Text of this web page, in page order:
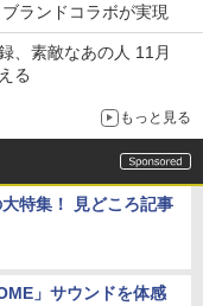
ランドコラボが実現
、素敵なあの人 11月
る
もっと見る
特集！ 見どころ記事
」サウンドを体感